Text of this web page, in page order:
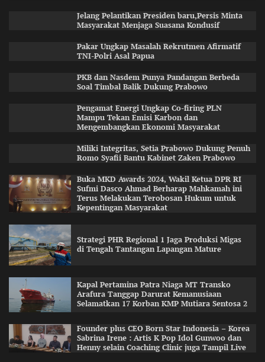
Jelang Pelantikan Presiden baru,Persis Minta
Masyarakat Menjaga Suasana Kondusif
Pakar Ungkap Masalah Rekrutmen Afirmatif
TNI-Polri Asal Papua
PKB dan Nasdem Punya Pandangan Berbeda
Soal Timbal Balik Dukung Prabowo
Pengamat Energi Ungkap Co-firing PLN
Mampu Tekan Emisi Karbon dan
Mengembangkan Ekonomi Masyarakat
Miliki Integritas, Setia Prabowo Dukung Penuh
Romo Syafii Bantu Kabinet Zaken Prabowo
Buka MKD Awards 2024, Wakil Ketua DPR RI
Sufmi Dasco Ahmad Berharap Mahkamah ini
Terus Melakukan Terobosan Hukum untuk
Kepentingan Masyarakat
Strategi PHR Regional 1 Jaga Produksi Migas
di Tengah Tantangan Lapangan Mature
Kapal Pertamina Patra Niaga MT Transko
Arafura Tanggap Darurat Kemanusiaan
Selamatkan 17 Korban KMP Mutiara Sentosa 2
Founder plus CEO Born Star Indonesia – Korea
Sabrina Irene : Artis K Pop Idol Gunwoo dan
Henny selain Coaching Clinic juga Tampil Live